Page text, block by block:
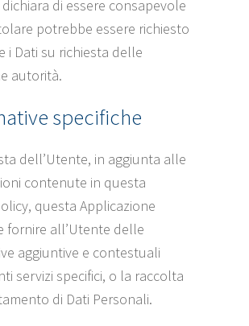
dichiara di essere consapevole
potrebbe essere richiesto
i Dati su richiesta delle
autorità.
specifiche
dell’Utente, in aggiunta alle
contenute in questa
questa Applicazione
fornire all’Utente delle
aggiuntive e contestuali
servizi specifici, o la raccolta
di Dati Personali.